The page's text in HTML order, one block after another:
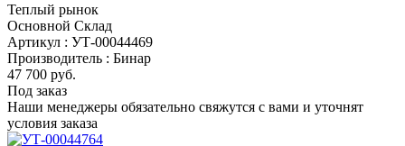
Теплый рынок
Основной Склад
Артикул : УТ-00044469
Производитель : Бинар
47 700 руб.
Под заказ
Наши менеджеры обязательно свяжутся с вами и уточнят
условия заказа